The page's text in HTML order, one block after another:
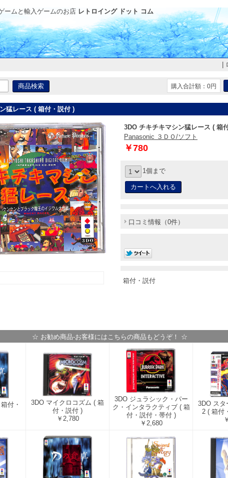
ームと輸入ゲームのお店 レトロイング ドット コム
購入合計額：0円
猛レース ( 箱付・説付 )
3DO チキチキマシン猛レース ( 箱
Panasonic ３ＤＯ/ソフト
￥780
1個まで
口コミ情報（0件）
箱付・説付
☆ お勧め商品-お客様にはこちらの商品もどうぞ！ ☆
付・
3DO マイクロコズム ( 箱
付・説付 )
￥2,780
3DO ジュラシック・パー
ク・インタラクティブ ( 箱
付・説付・帯付 )
￥2,680
3DO スタ
2 ( 箱付